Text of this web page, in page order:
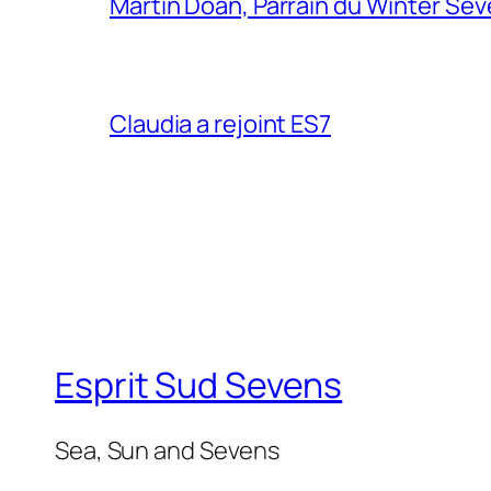
Claudia a rejoint ES7
Esprit Sud Sevens
Sea, Sun and Sevens